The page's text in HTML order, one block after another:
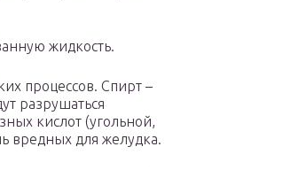
жидкость.
процессов. Спирт –
разрушаться
кислот (угольной,
вредных для желудка.